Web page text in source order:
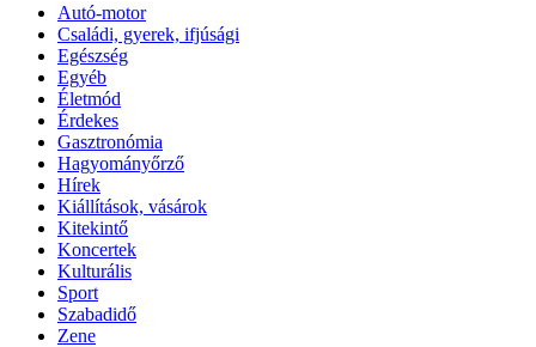
Autó-motor
Családi, gyerek, ifjúsági
Egészség
Egyéb
Életmód
Érdekes
Gasztronómia
Hagyományőrző
Hírek
Kiállítások, vásárok
Kitekintő
Koncertek
Kulturális
Sport
Szabadidő
Zene